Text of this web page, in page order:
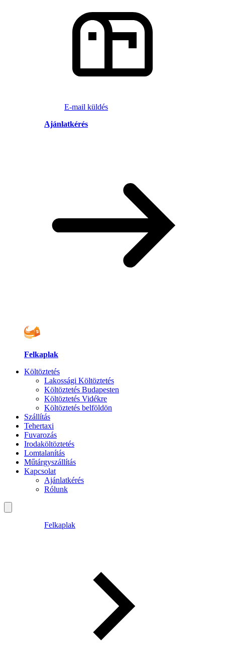
E-mail küldés
Ajánlatkérés
Felkaplak
Költöztetés
Lakossági Költöztetés
Költöztetés Budapesten
Költöztetés Vidékre
Költöztetés belföldön
Szállítás
Tehertaxi
Fuvarozás
Irodaköltöztetés
Lomtalanítás
Műtárgyszállítás
Kapcsolat
Ajánlatkérés
Rólunk
Felkaplak